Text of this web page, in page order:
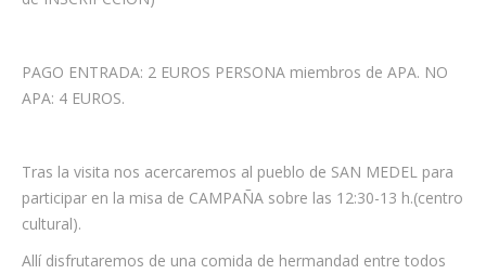
PAGO ENTRADA: 2 EUROS PERSONA miembros de APA. NO
APA: 4 EUROS.
Tras la visita nos acercaremos al pueblo de SAN MEDEL para
participar en la misa de CAMPAÑA sobre las 12:30-13 h.(centro
cultural).
Allí disfrutaremos de una comida de hermandad entre todos